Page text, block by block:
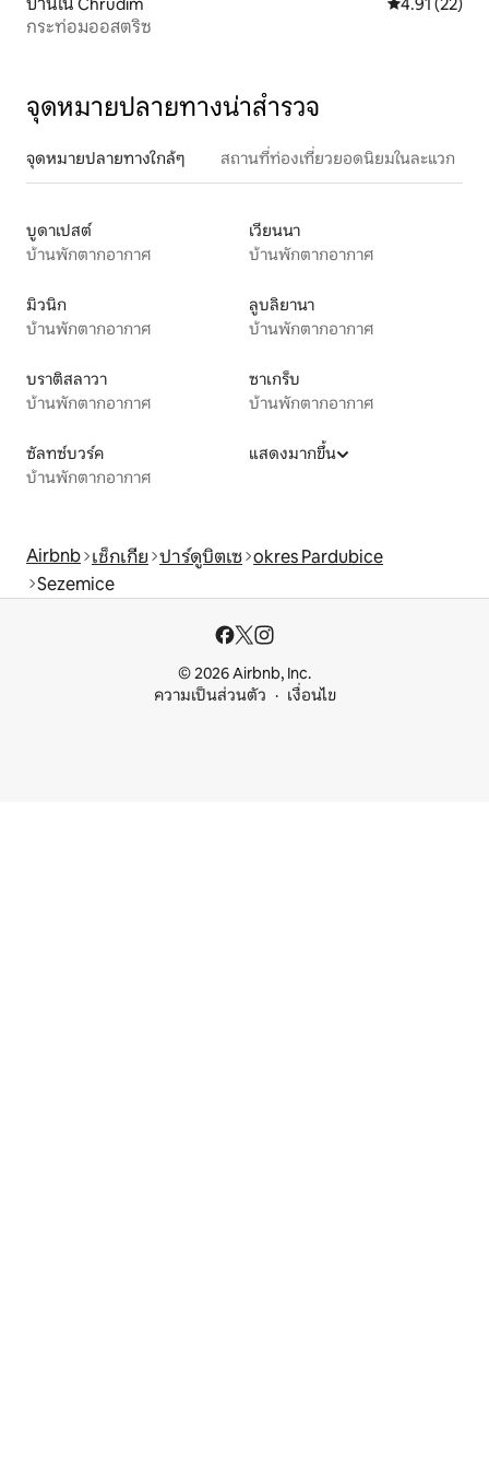
กระท่อมออสตริซ
จุดหมายปลายทางน่าสำรวจ
จุดหมายปลายทางใกล้ๆ สถานที่ท่องเที่ยวยอดนิยมในละแวก
บูดาเปสต์
บ้านพักตากอากาศ
เวียนนา
บ้านพักตากอากาศ
มิวนิก
บ้านพักตากอากาศ
ลูบลิยานา
บ้านพักตากอากาศ
บราติสลาวา
บ้านพักตากอากาศ
ซาเกร็บ
บ้านพักตากอากาศ
ซัลทซ์บวร์ค
บ้านพักตากอากาศ
แสดงมากขึ้น
Airbnb เช็กเกีย ปาร์ดูบิตเซ okres Pardubice
Sezemice
© 2026 Airbnb, Inc.
ความเป็นส่วนตัว
เงื่อนไข